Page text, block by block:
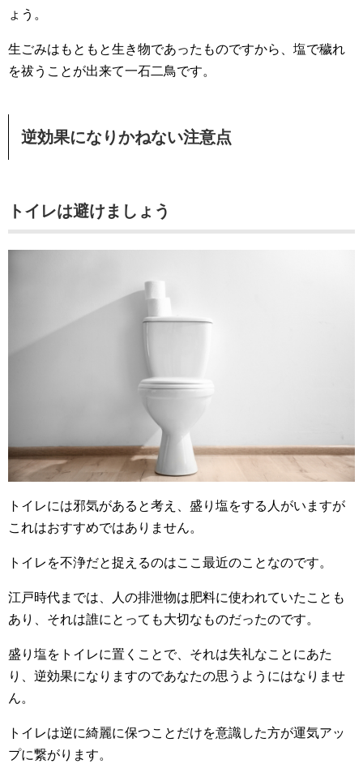
ょう。
生ごみはもともと生き物であったものですから、塩で穢れ
を祓うことが出来て一石二鳥です。
逆効果になりかねない注意点
トイレは避けましょう
トイレには邪気があると考え、盛り塩をする人がいますが
これはおすすめではありません。
トイレを不浄だと捉えるのはここ最近のことなのです。
江戸時代までは、人の排泄物は肥料に使われていたことも
あり、それは誰にとっても大切なものだったのです。
盛り塩をトイレに置くことで、それは失礼なことにあた
り、逆効果になりますのであなたの思うようにはなりませ
ん。
トイレは逆に綺麗に保つことだけを意識した方が運気アッ
プに繋がります。